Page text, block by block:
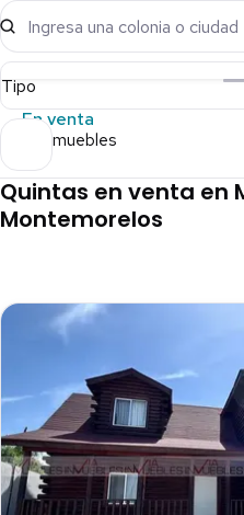
Ingresa una colonia o ciudad
Tipo
En venta
14 inmuebles
Quintas en venta en
Montemorelos